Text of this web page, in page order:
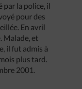
par la police, il
pour des
En avril
Malade, et
il fut admis à
plus tard.
2001.